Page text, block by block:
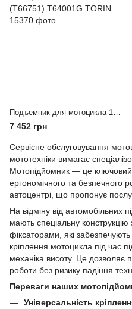
Пoдъeмник для мoтoциклa 140-410мм 400кг (T66751) T64001G TORIN
7 452 грн
Сервісне обслуговування
мототехніки вимагає
Мотопідйомник — це ключовий
ергономічного та безпечного
автоцентрі, що пропонує
На відміну від автомобільних
мають спеціальну
фіксаторами, які
кріплення мотоцикла під час
механіка висоту. Це дозволяє
роботи без ризику падіння
Переваги наших
Універсальність